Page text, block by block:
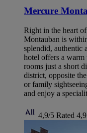
Mercure
Right in the heart
Montauban is
splendid, authentic
hotel offers a
rooms just a short
district, opposite
or family
and enjoy a
4,9/5 Rated